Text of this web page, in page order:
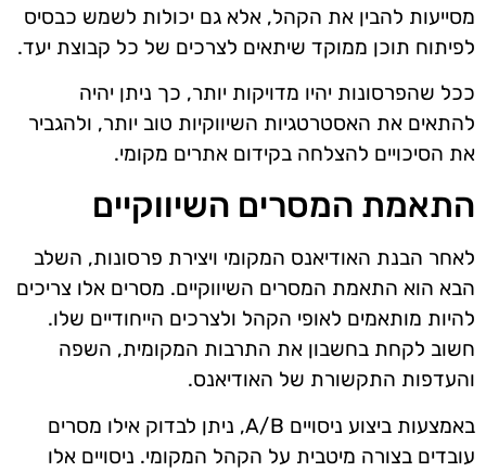
מסייעות להבין את הקהל, אלא גם יכולות לשמש כבסיס
לפיתוח תוכן ממוקד שיתאים לצרכים של כל קבוצת יעד.
ככל שהפרסונות יהיו מדויקות יותר, כך ניתן יהיה
להתאים את האסטרטגיות השיווקיות טוב יותר, ולהגביר
את הסיכויים להצלחה בקידום אתרים מקומי.
התאמת המסרים השיווקיים
לאחר הבנת האודיאנס המקומי ויצירת פרסונות, השלב
הבא הוא התאמת המסרים השיווקיים. מסרים אלו צריכים
להיות מותאמים לאופי הקהל ולצרכים הייחודיים שלו.
חשוב לקחת בחשבון את התרבות המקומית, השפה
והעדפות התקשורת של האודיאנס.
באמצעות ביצוע ניסויים A/B, ניתן לבדוק אילו מסרים
עובדים בצורה מיטבית על הקהל המקומי. ניסויים אלו